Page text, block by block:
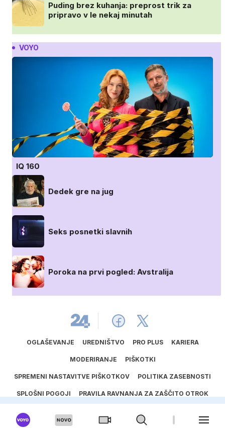
Puding brez kuhanja: preprost trik za
pripravo v le nekaj minutah
VOYO
IQ 160
Dedek gre na jug
Seks posnetki slavnih
Poroka na prvi pogled: Avstralija
OGLAŠEVANJE UREDNIŠTVO PRO PLUS KARIERA
MODERIRANJE PIŠKOTKI
SPREMENI NASTAVITVE PIŠKOTKOV POLITIKA ZASEBNOSTI
SPLOŠNI POGOJI PRAVILA RAVNANJA ZA ZAŠČITO OTROK
UPORABA UMETNE INTELIGENCE